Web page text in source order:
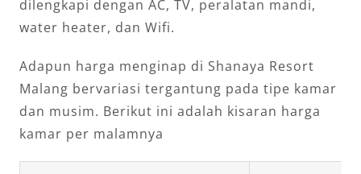
dilengkapi dengan AC, TV, peralatan mandi,
water heater, dan Wifi.
Adapun harga menginap di Shanaya Resort
Malang bervariasi tergantung pada tipe kamar
dan musim. Berikut ini adalah kisaran harga
kamar per malamnya